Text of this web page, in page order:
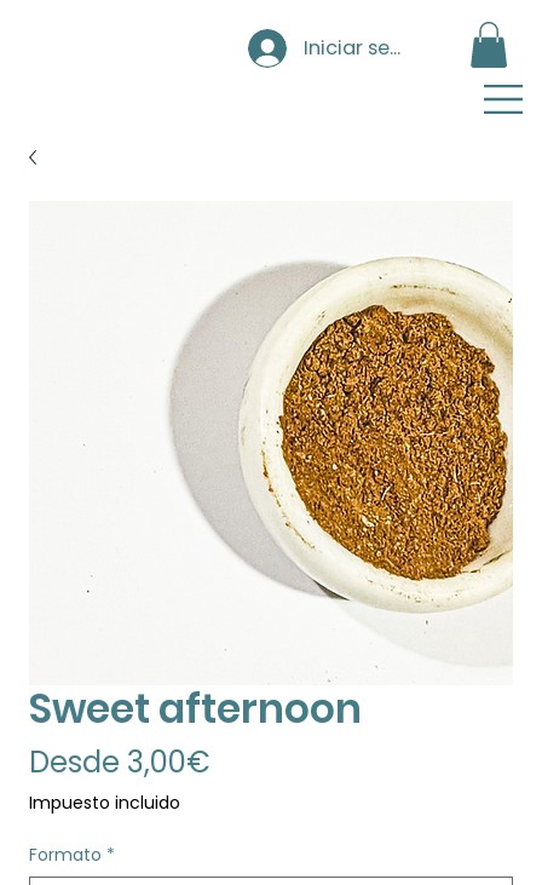
Iniciar sesión
Sweet afternoon
Desde 3,00€Precio
Impuesto incluido
Formato *